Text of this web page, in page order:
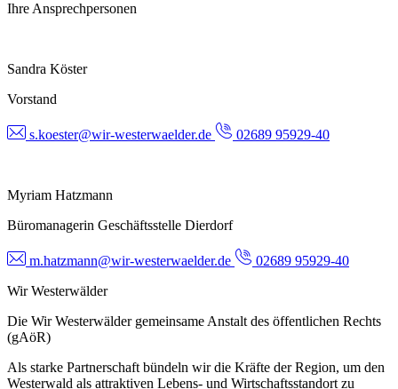
Ihre Ansprechpersonen
Sandra Köster
Vorstand
s.koester@wir-westerwaelder.de 02689 95929-40
Myriam Hatzmann
Büromanagerin Geschäftsstelle Dierdorf
m.hatzmann@wir-westerwaelder.de
02689 95929-40
Wir Westerwälder
Die Wir Westerwälder gemeinsame Anstalt des öffentlichen Rechts
(gAöR)
Als starke Partnerschaft bündeln wir die Kräfte der Region, um den
Westerwald als attraktiven Lebens- und Wirtschaftsstandort zu